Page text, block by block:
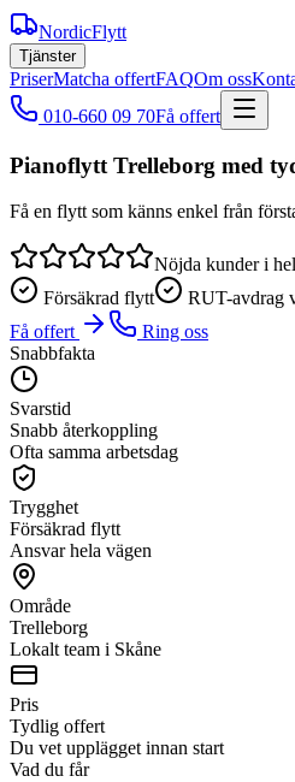
NordicFlytt
Tjänster
PriserMatcha offertFAQOm oss
010-660 09 70Få offert
Pianoflytt Trelleborg med
Få en flytt som känns enkel från
Nöjda kunder i
Försäkrad flytt
RUT-avdrag
Få offert
Ring oss
Snabbfakta
Svarstid
Snabb återkoppling
Ofta samma arbetsdag
Trygghet
Försäkrad flytt
Ansvar hela vägen
Område
Trelleborg
Lokalt team i Skåne
Pris
Tydlig offert
Du vet upplägget innan start
Vad du får